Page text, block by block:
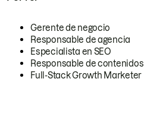
Gerente de negocio
Responsable de agencia
Especialista en SEO
Responsable de contenidos
Full-Stack Growth Marketer